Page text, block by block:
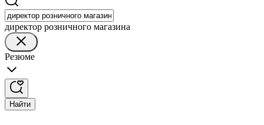
директор розничного магазина
Резюме
Найти